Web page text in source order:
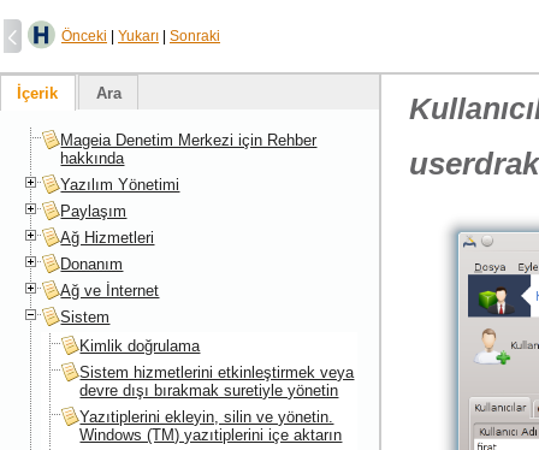
Önceki Yukarı Sonraki
İçerik Ara
Mageia Denetim Merkezi için Rehber
hakkında
Yazılım Yönetimi
Paylaşım
Ağ Hizmetleri
Donanım
Ağ ve İnternet
Sistem
Kimlik doğrulama
Sistem hizmetlerini etkinleştirmek veya
devre dışı bırakmak suretiyle yönetin
Yazıtiplerini ekleyin, silin ve yönetin.
Windows (TM) yazıtiplerini içe aktarın